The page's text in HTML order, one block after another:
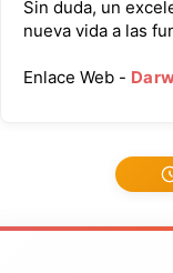
Sin duda, un
nueva vida a las
Enlace Web -